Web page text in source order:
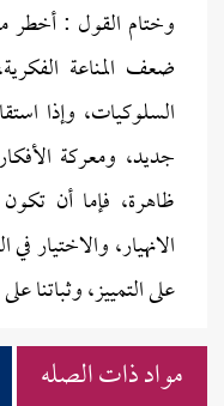
وختام القول : أخطر
ضعف المناعة
السلوكيات، وإذا
جديد، ومعركة
ظاهرة، فإما أن
الانهيار، والاختيار
على التمييز، وثباتنا
مواد ذات الصله